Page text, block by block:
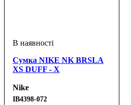
Сумка NIKE NK BRSLA
XS DUFF - X
Nike
IB4398-072